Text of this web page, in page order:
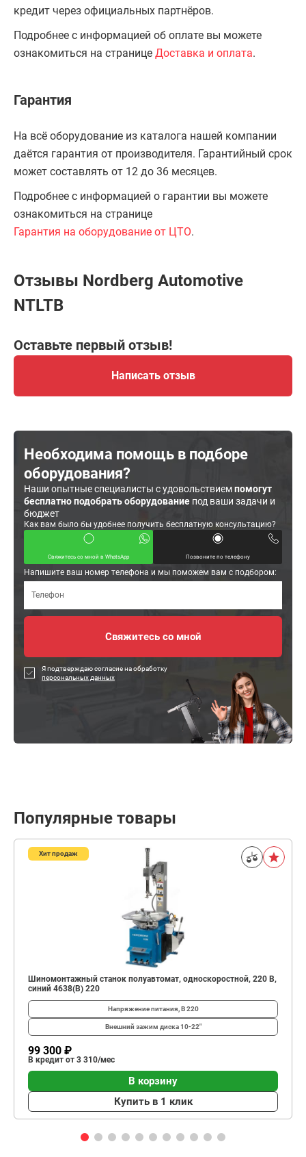
кредит через официальных партнёров.
Подробнее с информацией об оплате вы можете
ознакомиться на странице Доставка и оплата.
Гарантия
На всё оборудование из каталога нашей компании
даётся гарантия от производителя. Гарантийный срок
может составлять от 12 до 36 месяцев.
Подробнее с информацией о гарантии вы можете
ознакомиться на странице
Гарантия на оборудование от ЦТО.
Отзывы Nordberg Automotive
NTLTB
Оставьте первый отзыв!
Написать отзыв
Необходима помощь в подборе
оборудования?
Наши опытные специалисты с удовольствиемпомогут
бесплатно подобрать оборудование под ваши задачи и
бюджет
Как вам было бы удобнее получить бесплатную консультацию?
Свяжитесь со мной в WhatsApp Позвоните по телефону
Напишите ваш номер телефона и мы поможем вам с подбором:
Я подтверждаю согласие на обработку
персональных данных
Популярные товары
Хит продаж
Шиномонтажный станок полуавтомат, односкоростной, 220 В,
синий 4638(B) 220
Напряжение питания, В220
Внешний зажим диска10-22"
99 300 ₽
В кредит от 3 310/мес
В корзину
Купить в 1 клик